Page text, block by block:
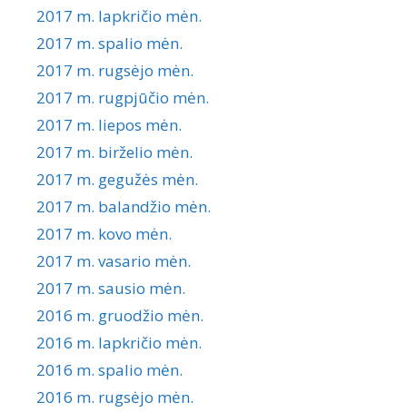
2017 m. lapkričio mėn.
2017 m. spalio mėn.
2017 m. rugsėjo mėn.
2017 m. rugpjūčio mėn.
2017 m. liepos mėn.
2017 m. birželio mėn.
2017 m. gegužės mėn.
2017 m. balandžio mėn.
2017 m. kovo mėn.
2017 m. vasario mėn.
2017 m. sausio mėn.
2016 m. gruodžio mėn.
2016 m. lapkričio mėn.
2016 m. spalio mėn.
2016 m. rugsėjo mėn.